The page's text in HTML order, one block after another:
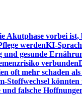
Akutphase vorbei
werdenKI-
und gesunde
verbunden
oft mehr schaden als
könnten
falsche